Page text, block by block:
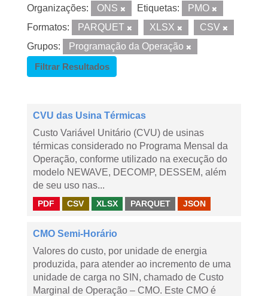
Organizações: ONS Etiquetas:
PMO
Formatos:
PARQUET XLSX
CSV
Grupos:
Programação da Operação
Filtrar Resultados
CVU das Usina Térmicas
Custo Variável Unitário (CVU) de usinas
térmicas considerado no Programa Mensal da
Operação, conforme utilizado na execução do
modelo NEWAVE, DECOMP, DESSEM, além
de seu uso nas...
PDF CSV XLSX PARQUET JSON
CMO Semi-Horário
Valores do custo, por unidade de energia
produzida, para atender ao incremento de uma
unidade de carga no SIN, chamado de Custo
Marginal de Operação – CMO. Este CMO é